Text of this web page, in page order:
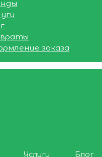
заказа
Услуги Блог